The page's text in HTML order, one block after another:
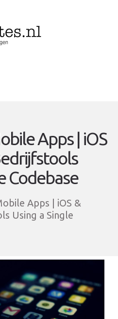
Missie
Apps | iOS
Codebase
Apps | iOS &
Using a Single